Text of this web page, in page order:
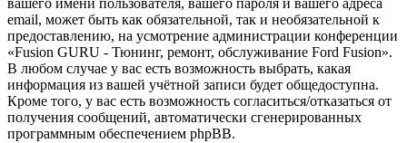
вашего имени пользователя, вашего пароля и вашего адреса
email, может быть как обязательной, так и необязательной к
предоставлению, на усмотрение администрации конференции
«Fusion GURU - Тюнинг, ремонт, обслуживание Ford Fusion».
В любом случае у вас есть возможность выбрать, какая
информация из вашей учётной записи будет общедоступна.
Кроме того, у вас есть возможность согласиться/отказаться от
получения сообщений, автоматически сгенерированных
программным обеспечением phpBB.